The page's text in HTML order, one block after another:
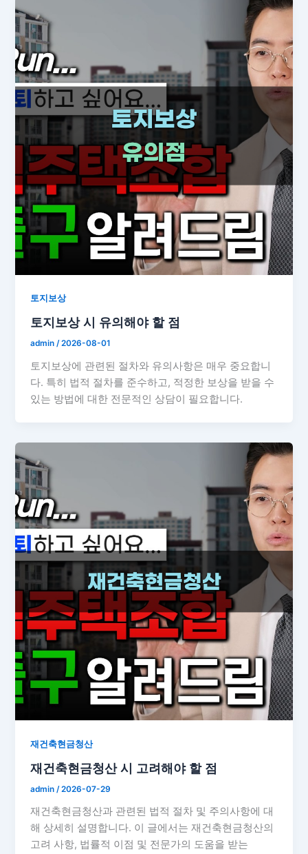
토지보상
토지보상 시 유의해야 할 점
admin/2026-08-01
토지보상에 관련된 절차와 유의사항은 매우 중요합니
다. 특히 법적 절차를 준수하고, 적정한 보상을 받을 수
있는 방법에 대한 전문적인 상담이 필요합니다.
재건축현금청산
재건축현금청산 시 고려해야 할 점
admin /2026-07-29
재건축현금청산과 관련된 법적 절차 및 주의사항에 대
해 상세히 설명합니다. 이 글에서는 재건축현금청산의
고려 사항, 법률적 이점 및 전문가의 도움을 받는